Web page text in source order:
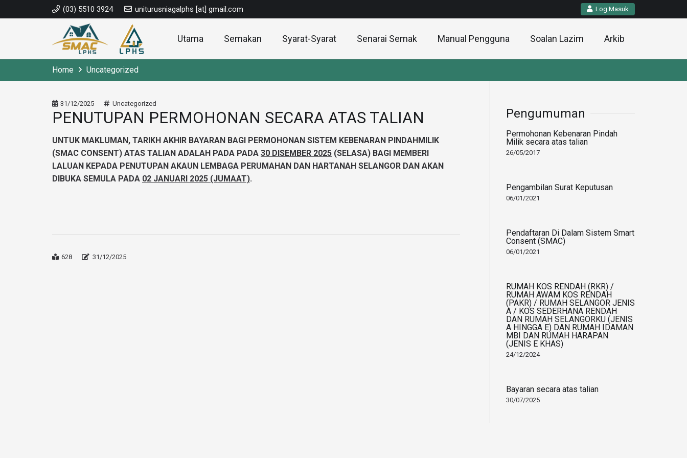
(03) 5510 3924 uniturusniagalphs [at] gmail.com Log Masuk
Utama Semakan Syarat-Syarat Senarai Semak Manual Pengguna Soalan Lazim Arkib
Home Uncategorized
31/12/2025 Uncategorized
PENUTUPAN PERMOHONAN SECARA ATAS TALIAN
UNTUK MAKLUMAN, TARIKH AKHIR BAYARAN BAGI PERMOHONAN SISTEM KEBENARAN PINDAHMILIK
(SMAC CONSENT) ATAS TALIAN ADALAH PADA PADA 30 DISEMBER 2025 (SELASA) BAGI MEMBERI
LALUAN KEPADA PENUTUPAN AKAUN LEMBAGA PERUMAHAN DAN HARTANAH SELANGOR DAN AKAN
DIBUKA SEMULA PADA 02 JANUARI 2025 (JUMAAT).
628 31/12/2025
Pengumuman
Permohonan Kebenaran Pindah
Milik secara atas talian
26/05/2017
Pengambilan Surat Keputusan
06/01/2021
Pendaftaran Di Dalam Sistem Smart
Consent (SMAC)
06/01/2021
RUMAH KOS RENDAH (RKR) /
RUMAH AWAM KOS RENDAH
(PAKR) / RUMAH SELANGOR JENIS
A / KOS SEDERHANA RENDAH
DAN RUMAH SELANGORKU (JENIS
A HINGGA E) DAN RUMAH IDAMAN
MBI DAN RUMAH HARAPAN
(JENIS E KHAS)
24/12/2024
Bayaran secara atas talian
30/07/2025